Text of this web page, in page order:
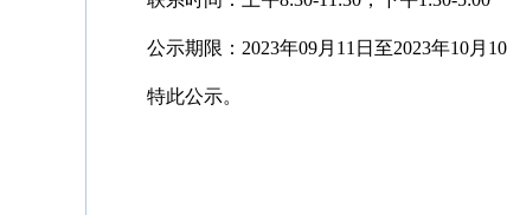
公示期限：2023年09月11日至2023年10月10
特此公示。